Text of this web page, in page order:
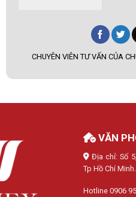
CHUYÊN VIÊN TƯ VẤN CỦA
VĂN
Địa chỉ: Số
Tp Hồ Chí Minh.
Hotline 0906